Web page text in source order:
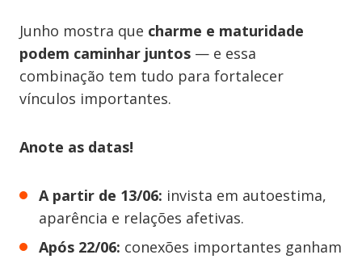
Junho mostra que charme e maturidade
podem caminhar juntos — e essa
combinação tem tudo para fortalecer
vínculos importantes.
Anote as datas!
A partir de 13/06: invista em autoestima,
aparência e relações afetivas.
Após 22/06: conexões importantes ganham